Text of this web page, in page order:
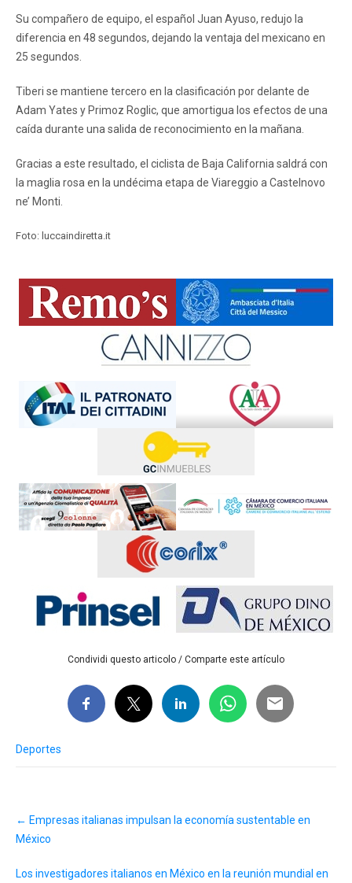
Su compañero de equipo, el español Juan Ayuso, redujo la
diferencia en 48 segundos, dejando la ventaja del mexicano en
25 segundos.
Tiberi se mantiene tercero en la clasificación por delante de
Adam Yates y Primoz Roglic, que amortigua los efectos de una
caída durante una salida de reconocimiento en la mañana.
Gracias a este resultado, el ciclista de Baja California saldrá con
la maglia rosa en la undécima etapa de Viareggio a Castelnovo
ne’ Monti.
Foto: luccaindiretta.it
Condividi questo articolo / Comparte este artículo
Deportes
navigation
← Empresas italianas impulsan la economía sustentable en
México
Los investigadores italianos en México en la reunión mundial en